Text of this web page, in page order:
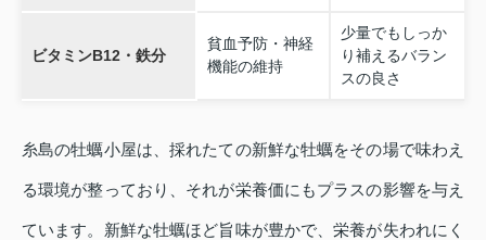
ビタミンB12・鉄分
貧血予防・神経
機能の維持
少量でもしっか
り補えるバラン
スの良さ
糸島の牡蠣小屋は、採れたての新鮮な牡蠣をその場で味わえ
る環境が整っており、それが栄養価にもプラスの影響を与え
ています。新鮮な牡蠣ほど旨味が豊かで、栄養が失われにく